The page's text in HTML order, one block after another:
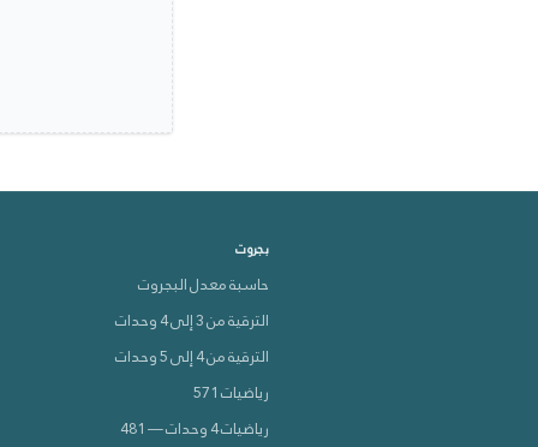
بجروت
حاسبة معدل البجروت
الترقية من 3 إلى 4 وحدات
الترقية من 4 إلى 5 وحدات
رياضيات 571
رياضيات 4 وحدات — 481
كيف بقدر أساعدك؟